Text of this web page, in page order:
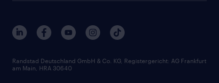
Branchen
Interne Karriere
FAQ - Bewerber / Kunden
Zertifikate und Auszeichnungen
Berufsprofile
Gehaltsthemen
Bewerbungsratgeber
Randstad Deutschland GmbH & Co. KG, Registergericht: AG Frankfurt
am Main, HRA 30640